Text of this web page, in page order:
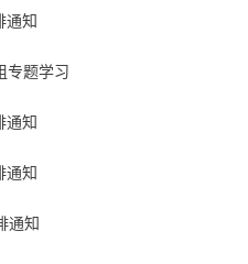
通知
专题学习
通知
通知
通知